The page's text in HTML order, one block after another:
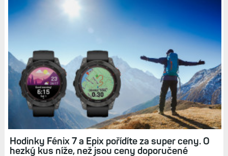
Garmin snížil doporučené ceny všech modelů
hodinek řady Fénix 7 a Epix. Znamená to něco?